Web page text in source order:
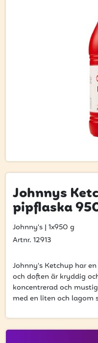
Logga in
Vill du få
att få
Ange din e-postadress
E-postadress
PRENUMERERA
Johnnys
pipflaska
Johnny's | 1x950 g
Artnr. 12913
Johnny's Ketchup har
och doften är kryddig
koncentrerad och
med en liten och lagom